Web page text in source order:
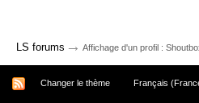
LS forums → Affichage d'un profil :
Changer le thème Français